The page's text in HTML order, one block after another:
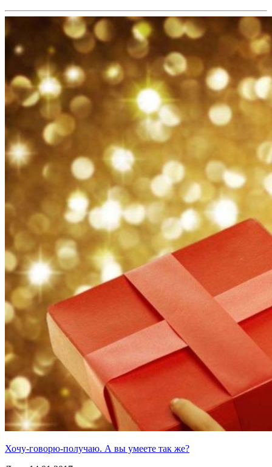
Хочу-говорю-получаю. А вы умеете так же?